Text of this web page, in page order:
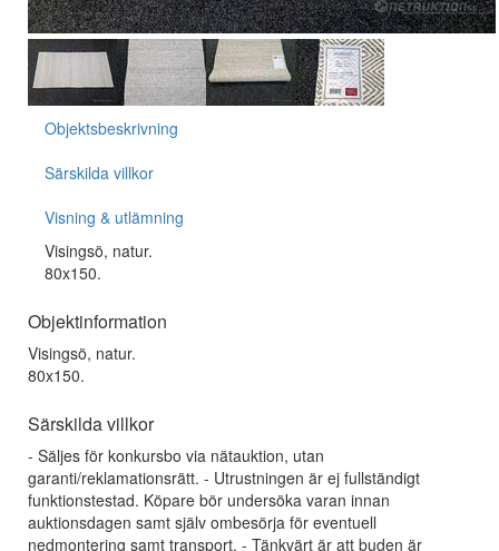
Objektsbeskrivning
Särskilda villkor
Visning & utlämning
Visingsö, natur.
80x150.
Objektinformation
Visingsö, natur.
80x150.
Särskilda villkor
- Säljes för konkursbo via nätauktion, utan
garanti/reklamationsrätt. - Utrustningen är ej fullständigt
funktionstestad. Köpare bör undersöka varan innan
auktionsdagen samt själv ombesörja för eventuell
nedmontering samt transport. - Tänkvärt är att buden är